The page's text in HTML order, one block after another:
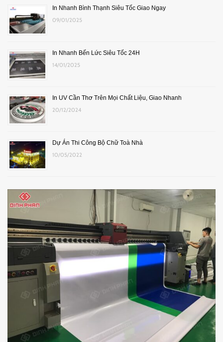
In Nhanh Bình Thạnh Siêu Tốc Giao Ngay
09/01/2025
In Nhanh Bến Lức Siêu Tốc 24H
14/01/2025
In UV Cần Thơ Trên Mọi Chất Liệu, Giao Nhanh
20/12/2024
Dự Án Thi Công Bộ Chữ Toà Nhà
10/05/2022